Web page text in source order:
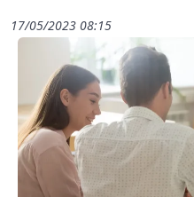
17/05/2023 08:15